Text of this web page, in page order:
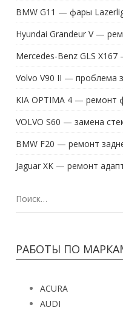
BMW G11 — фары
Hyundai Grandeur V —
Mercedes-Benz GLS
Volvo V90 II — проблема
KIA OPTIMA 4 — ремонт
VOLVO S60 — замена
BMW F20 — ремонт
Jaguar XK — ремонт
РАБОТЫ ПО
ACURA
AUDI